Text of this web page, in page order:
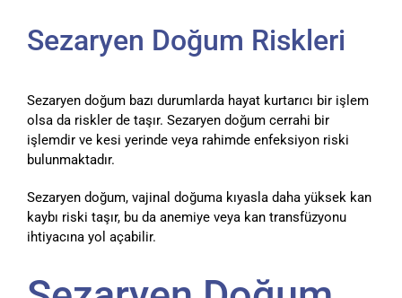
Sezaryen Doğum Riskleri
Sezaryen doğum bazı durumlarda hayat kurtarıcı bir işlem
olsa da riskler de taşır. Sezaryen doğum cerrahi bir
işlemdir ve kesi yerinde veya rahimde enfeksiyon riski
bulunmaktadır.
Sezaryen doğum, vajinal doğuma kıyasla daha yüksek kan
kaybı riski taşır, bu da anemiye veya kan transfüzyonu
ihtiyacına yol açabilir.